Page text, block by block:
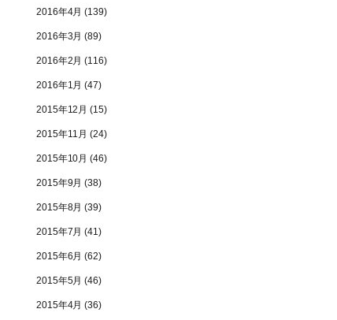
2016年4月 (139)
2016年3月 (89)
2016年2月 (116)
2016年1月 (47)
2015年12月 (15)
2015年11月 (24)
2015年10月 (46)
2015年9月 (38)
2015年8月 (39)
2015年7月 (41)
2015年6月 (62)
2015年5月 (46)
2015年4月 (36)